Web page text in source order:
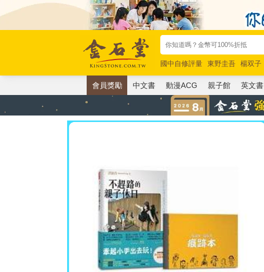
國中自修評量 東野圭吾 楊双子
唯紅花綻放
奧德賽 路邊攤新作
會員獎勵 中文書 動漫ACG 親子館 英文書